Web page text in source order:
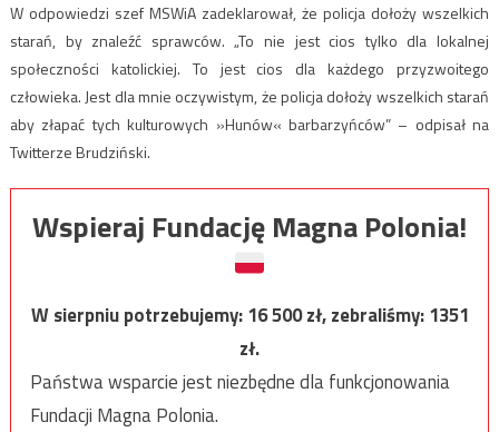
W odpowiedzi szef MSWiA zadeklarował, że policja dołoży wszelkich
starań, by znaleźć sprawców. „To nie jest cios tylko dla lokalnej
społeczności katolickiej. To jest cios dla każdego przyzwoitego
człowieka. Jest dla mnie oczywistym, że policja dołoży wszelkich starań
aby złapać tych kulturowych »Hunów« barbarzyńców” – odpisał na
Twitterze Brudziński.
Wspieraj Fundację Magna Polonia!
W sierpniu potrzebujemy:16 500zł, zebraliśmy:1351
zł.
Państwa wsparcie jest niezbędne dla funkcjonowania
Fundacji Magna Polonia.